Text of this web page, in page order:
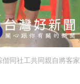
同社工共同親自將客家